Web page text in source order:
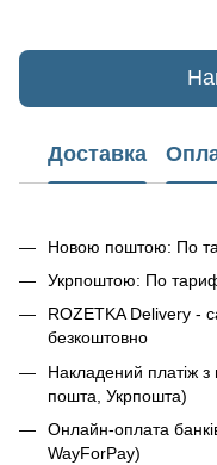
Доставка
Новою поштою: По
Укрпоштою: По
ROZETKA Delivery -
безкоштовно
Накладений платіж
пошта, Укрпошта)
Онлайн-оплата
WayForPay)